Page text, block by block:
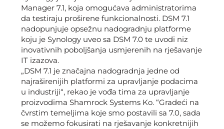
Manager 7.1, koja omogućava administratorima
da testiraju proširene funkcionalnosti. DSM 7.1
nadopunjuje opsežnu nadogradnju platforme
koju je Synology uveo sa DSM 7.0 te uvodi niz
inovativnih poboljšanja usmjerenih na rješavanje
IT izazova.
„DSM 7.1 je značajna nadogradnja jedne od
najraširenijih platformi za upravljanje podacima
u industriji“, rekao je vođa tima za upravljanje
proizvodima Shamrock Systems Ko. “Gradeći na
čvrstim temeljima koje smo postavili sa 7.0, sada
se možemo fokusirati na rješavanje konkretnijih